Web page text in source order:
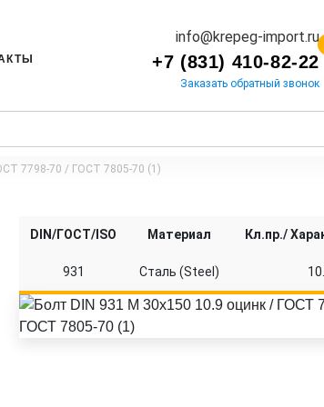
info@krepeg-import.ru
+7 (831) 410-82-22
Заказать обратный звонок
7798-70 / ГОСТ 7805-70 (1)
DIN/ГОСТ/ISO Материал Кл.пр./
931 Сталь (Steel)